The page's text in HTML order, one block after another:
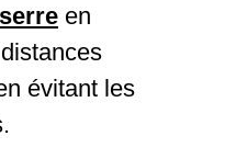
en
évitant les